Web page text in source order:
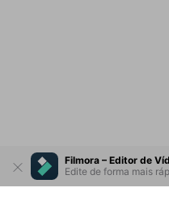
Filmora – Editor de
Edite de forma mais